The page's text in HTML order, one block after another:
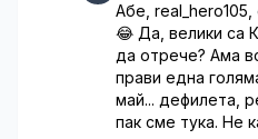
Абе, real_hero105,
😂 Да, велики са
да отрече? Ама
прави една
май... дефилета,
пак сме тука. Не